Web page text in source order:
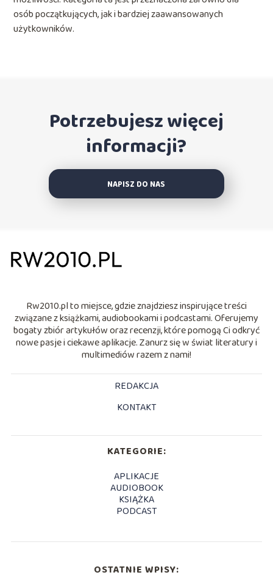
osób początkujących, jak i bardziej zaawansowanych
użytkowników.
Potrzebujesz więcej
informacji?
NAPISZ DO NAS
Rw2010.pl to miejsce, gdzie znajdziesz inspirujące treści
związane z książkami, audiobookami i podcastami. Oferujemy
bogaty zbiór artykułów oraz recenzji, które pomogą Ci odkryć
nowe pasje i ciekawe aplikacje. Zanurz się w świat literatury i
multimediów razem z nami!
REDAKCJA
KONTAKT
KATEGORIE:
APLIKACJE
AUDIOBOOK
KSIĄŻKA
PODCAST
OSTATNIE WPISY: